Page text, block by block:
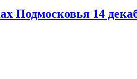
Подмосковья 14